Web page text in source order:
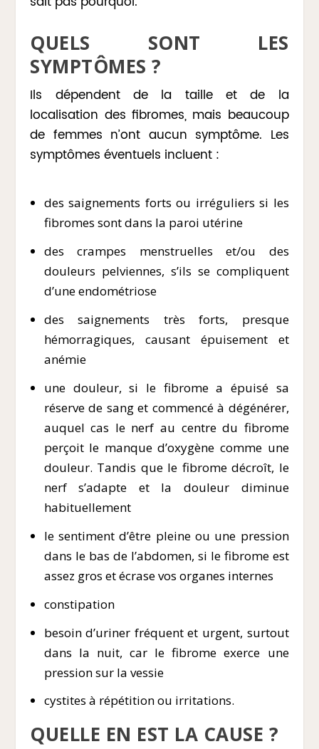
QUELS SONT LES
SYMPTÔMES ?
Ils dépendent de la taille et de la
localisation des fibromes, mais beaucoup
de femmes n’ont aucun symptôme. Les
symptômes éventuels incluent :
des saignements forts ou irréguliers si les
fibromes sont dans la paroi utérine
des crampes menstruelles et/ou des
douleurs pelviennes, s’ils se compliquent
d’une endométriose
des saignements très forts, presque
hémorragiques, causant épuisement et
anémie
une douleur, si le fibrome a épuisé sa
réserve de sang et commencé à dégénérer,
auquel cas le nerf au centre du fibrome
perçoit le manque d’oxygène comme une
douleur. Tandis que le fibrome décroît, le
nerf s’adapte et la douleur diminue
habituellement
le sentiment d’être pleine ou une pression
dans le bas de l’abdomen, si le fibrome est
assez gros et écrase vos organes internes
constipation
besoin d’uriner fréquent et urgent, surtout
dans la nuit, car le fibrome exerce une
pression sur la vessie
cystites à répétition ou irritations.
QUELLE EN EST LA CAUSE ?